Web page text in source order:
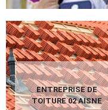
ENTREPRISE DE
TOITURE 02 AISNE